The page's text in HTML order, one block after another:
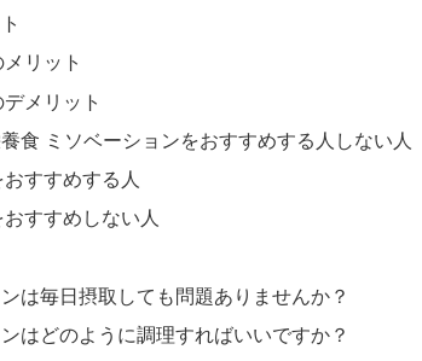
リット
メリット
食 ミソベーションをおすすめする人しない人
すすめする人
すすめしない人
は毎日摂取しても問題ありませんか？
はどのように調理すればいいですか？